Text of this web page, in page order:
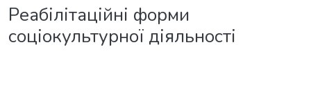
Реабілітаційні форми
соціокультурної діяльності